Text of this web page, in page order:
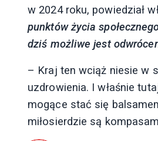
w 2024 roku, powiedział
punktów życia
dziś możliwe jest
– Kraj ten wciąż niesie w
uzdrowienia. I właśnie
mogące stać się
miłosierdzie są